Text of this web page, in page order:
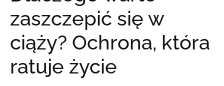
zaszczepić się w
ciąży? Ochrona, która
ratuje życie